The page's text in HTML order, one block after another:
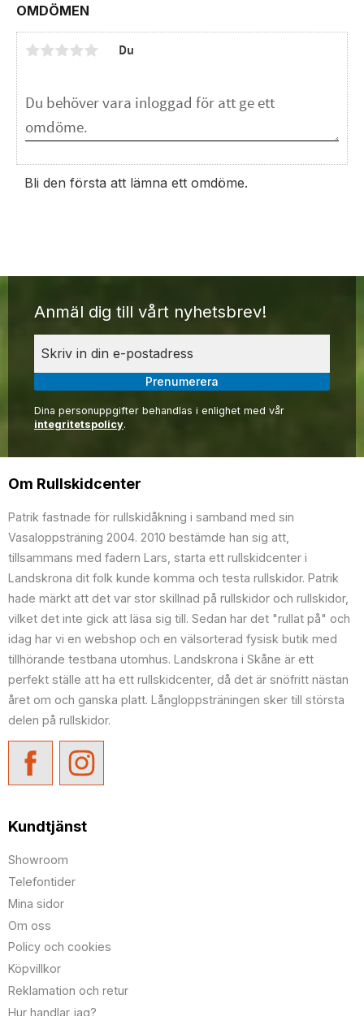
OMDÖMEN
Du
Bli den första att lämna ett omdöme.
Anmäl dig till vårt nyhetsbrev!
Prenumerera
Dina personuppgifter behandlas i enlighet med vår
integritetspolicy.
Om Rullskidcenter
Patrik fastnade för rullskidåkning i samband med sin
Vasaloppsträning 2004. 2010 bestämde han sig att,
tillsammans med fadern Lars, starta ett rullskidcenter i
Landskrona dit folk kunde komma och testa rullskidor. Patrik
hade märkt att det var stor skillnad på rullskidor och rullskidor,
vilket det inte gick att läsa sig till. Sedan har det "rullat på" och
idag har vi en webshop och en välsorterad fysisk butik med
tillhörande testbana utomhus. Landskrona i Skåne är ett
perfekt ställe att ha ett rullskidcenter, då det är snöfritt nästan
året om och ganska platt. Långloppsträningen sker till största
delen på rullskidor.
Kundtjänst
Showroom
Telefontider
Mina sidor
Om oss
Policy och cookies
Köpvillkor
Reklamation och retur
Hur handlar jag?